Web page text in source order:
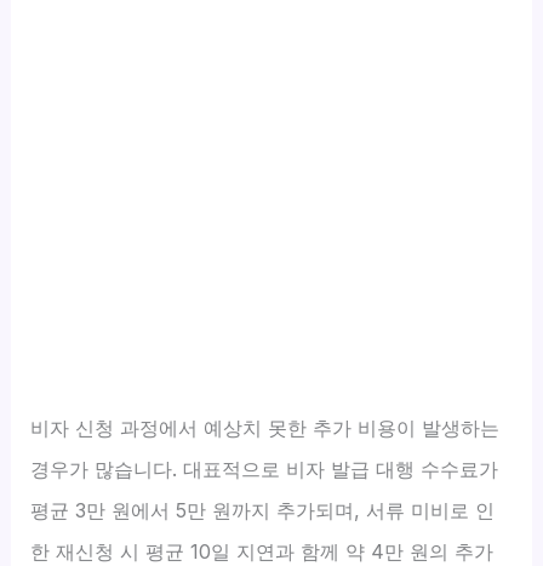
비자 신청 과정에서 예상치 못한 추가 비용이 발생하는
경우가 많습니다. 대표적으로 비자 발급 대행 수수료가
평균 3만 원에서 5만 원까지 추가되며, 서류 미비로 인
한 재신청 시 평균 10일 지연과 함께 약 4만 원의 추가